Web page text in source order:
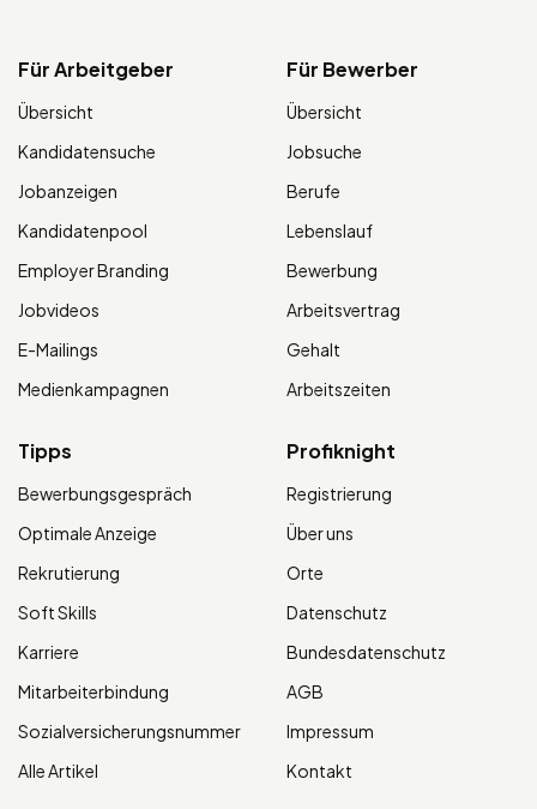
Für Arbeitgeber
Übersicht
Kandidatensuche
Jobanzeigen
Kandidatenpool
Employer Branding
Jobvideos
E-Mailings
Medienkampagnen
Für Bewerber
Übersicht
Jobsuche
Berufe
Lebenslauf
Bewerbung
Arbeitsvertrag
Gehalt
Arbeitszeiten
Tipps
Bewerbungsgespräch
Optimale Anzeige
Rekrutierung
Soft Skills
Karriere
Mitarbeiterbindung
Sozialversicherungsnummer
Alle Artikel
Profiknight
Registrierung
Über uns
Orte
Datenschutz
Bundesdatenschutz
AGB
Impressum
Kontakt